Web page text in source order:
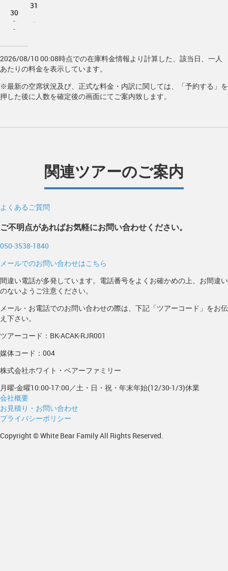
30
-
-
31
-
-
2026/08/10 00:08時点での在庫料金情報より計算した、該当日、一人
あたりの料金を表示しています。
※最新の空席状況及び、正式な料金・内訳に関しては、「予約する」を
押した後に人数を確定後の画面にてご案内致します。
関連ツアーのご案内
よくあるご質問
ご不明点があればお気軽にお問い合わせください。
050-3538-1840
メールでのお問い合わせはこちら
間違い電話が多発しています。電話番号をよくお確かめの上、お間違い
のないようご注意ください。
メール・お電話でのお問い合わせの際は、下記「ツアーコード」をお伝
え下さい。
ツアーコード：BK-ACAK-RJR001
媒体コード：004
株式会社ホワイト・ベアーファミリー
月曜-金曜10:00-17:00／土・日・祝・年末年始(12/30-1/3)休業
会社概要
お見積り・お問い合わせ
プライバシーポリシー
Copyright © White Bear Family All Rights Reserved.